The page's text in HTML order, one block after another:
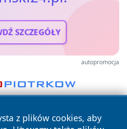
SZCZEGÓŁY
autopromocja
z plików cookies, aby